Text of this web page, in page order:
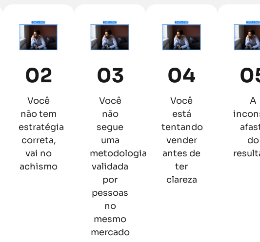
02
Você
não tem
estratégia
correta,
vai no
achismo
03
Você
não
segue
uma
metodologia
validada
por
pessoas
no
mesmo
mercado
04
Você
está
tentando
vender
antes de
ter
clareza
A
do